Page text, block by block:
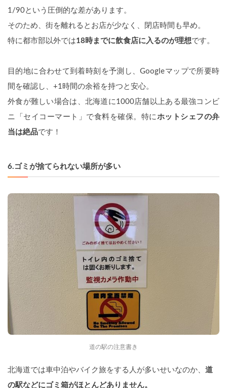
1/90という圧倒的な差があります。
そのため、街を離れるとお店が少なく、閉店時間も早め。
特に都市部以外では18時までに飲食店に入るのが理想です。
目的地に合わせて到着時刻を予測し、Googleマップで所要時
間を確認し、+1時間の余裕を持つと安心。
外食が難しい場合は、北海道に1000店舗以上ある最強コンビ
ニ「セイコーマート」で食料を確保。特にホットシェフの弁
当は絶品です！
6. ゴミが捨てられない場所が多い
道の駅の注意書き
北海道では車中泊やバイク旅をする人が多いせいなのか、 道
の駅などにゴミ箱がほとんどありません。